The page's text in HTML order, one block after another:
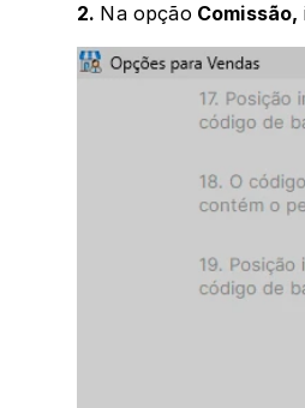
2. Na opção Comissão,